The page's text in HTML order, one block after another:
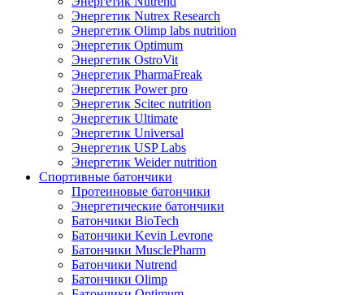
Энергетик Nutrex Research
Энергетик Olimp labs nutrition
Энергетик Optimum
Энергетик OstroVit
Энергетик PharmaFreak
Энергетик Power pro
Энергетик Scitec nutrition
Энергетик Ultimate
Энергетик Universal
Энергетик USP Labs
Энергетик Weider nutrition
Спортивные батончики
Протеиновые батончики
Энергетические батончики
Батончики BioTech
Батончики Kevin Levrone
Батончики MusclePharm
Батончики Nutrend
Батончики Olimp